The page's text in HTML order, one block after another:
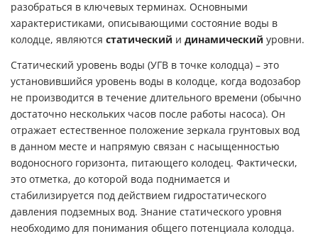
разобраться в ключевых терминах. Основными
характеристиками, описывающими состояние воды в
колодце, являются статический и динамический уровни.
Статический уровень воды (УГВ в точке колодца) – это
установившийся уровень воды в колодце, когда водозабор
не производится в течение длительного времени (обычно
достаточно нескольких часов после работы насоса). Он
отражает естественное положение зеркала грунтовых вод
в данном месте и напрямую связан с насыщенностью
водоносного горизонта, питающего колодец. Фактически,
это отметка, до которой вода поднимается и
стабилизируется под действием гидростатического
давления подземных вод. Знание статического уровня
необходимо для понимания общего потенциала колодца.